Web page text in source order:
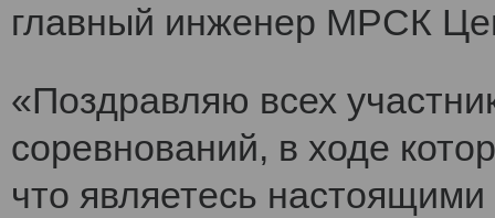
главный инженер МРСК
«Поздравляю всех
соревнований, в ходе
что являетесь